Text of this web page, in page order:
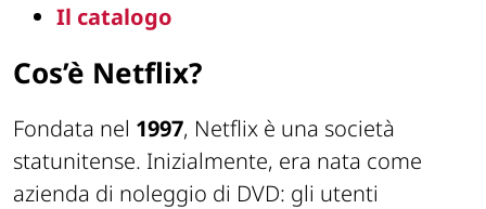
Il catalogo
Cos’è Netflix?
Fondata nel 1997, Netflix è una società
statunitense. Inizialmente, era nata come
azienda di noleggio di DVD: gli utenti